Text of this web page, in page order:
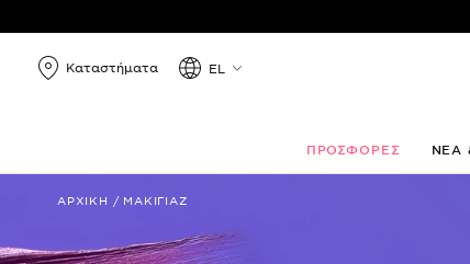
Καταστήματα EL
ΠΡΟΣΦΟΡΕΣ ΝΕΑ
ΑΡΧΙΚΗ / ΜΑΚΙΓΙΑΖ